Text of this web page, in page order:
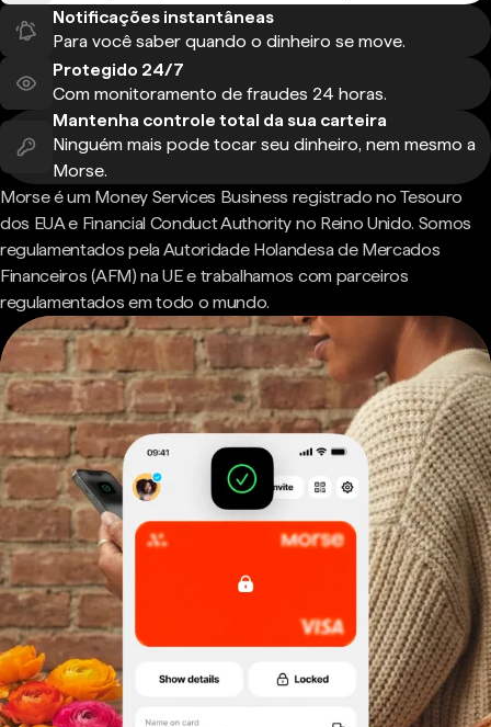
Notificações instantâneas
Para você saber quando o dinheiro se move.
Protegido 24/7
Com monitoramento de fraudes 24 horas.
Mantenha controle total da sua carteira
Ninguém mais pode tocar seu dinheiro, nem mesmo a
Morse.
Morse é um Money Services Business registrado no Tesouro
dos EUA e Financial Conduct Authority no Reino Unido. Somos
regulamentados pela Autoridade Holandesa de Mercados
Financeiros (AFM) na UE e trabalhamos com parceiros
regulamentados em todo o mundo.